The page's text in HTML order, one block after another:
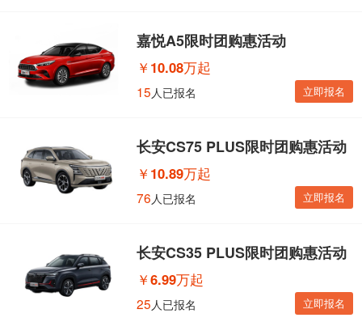
嘉悦A5限时团购惠活动
￥ 10.08万起
15 人已报名 立即报名
长安CS75 PLUS限时团购惠活动
￥ 10.89万起
76 人已报名 立即报名
长安CS35 PLUS限时团购惠活动
￥6.99万起
25 人已报名 立即报名